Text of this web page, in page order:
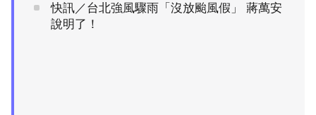
快訊／台北強風驟雨「沒放颱風假」 蔣萬安
說明了！